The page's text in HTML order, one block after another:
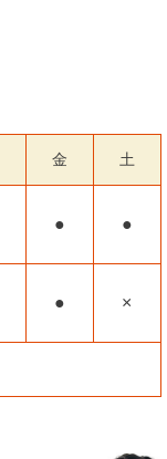
金 土
● ●
● ×